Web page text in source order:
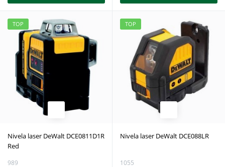
TOP
Nivela laser DeWalt DCE0811D1R
Red
989
TOP
Nivela laser DeWalt DCE088LR
1055